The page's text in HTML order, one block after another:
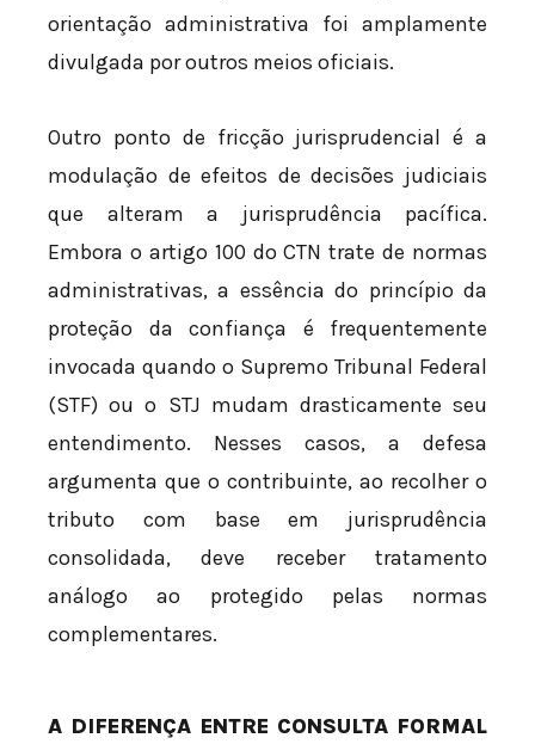
orientação administrativa foi amplamente
divulgada por outros meios oficiais.
Outro ponto de fricção jurisprudencial é a
modulação de efeitos de decisões judiciais
que alteram a jurisprudência pacífica.
Embora o artigo 100 do CTN trate de normas
administrativas, a essência do princípio da
proteção da confiança é frequentemente
invocada quando o Supremo Tribunal Federal
(STF) ou o STJ mudam drasticamente seu
entendimento. Nesses casos, a defesa
argumenta que o contribuinte, ao recolher o
tributo com base em jurisprudência
consolidada, deve receber tratamento
análogo ao protegido pelas normas
complementares.
A DIFERENÇA ENTRE CONSULTA FORMAL